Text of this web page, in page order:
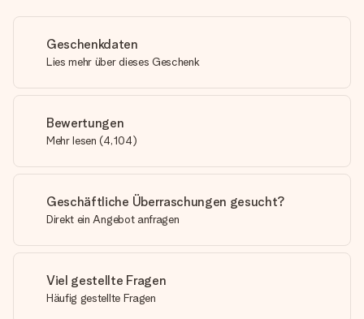
Geschenkdaten
Lies mehr über dieses Geschenk
Bewertungen
Mehr lesen (4,104)
Geschäftliche Überraschungen gesucht?
Direkt ein Angebot anfragen
Viel gestellte Fragen
Häufig gestellte Fragen